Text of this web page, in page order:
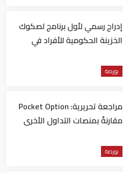
إدراج رسمي لأول برنامج لصكوك
الخزينة الحكومية للأفراد في
بورصة
مراجعة تحريرية: Pocket Option
مقارنةً بمنصات التداول الأخرى
بورصة